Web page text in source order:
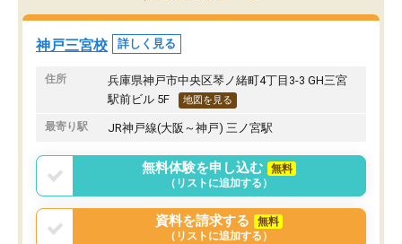
神戸三宮校 詳しく見る
住所
兵庫県神戸市中央区琴ノ緒町4丁目3-3 GH三宮
駅前ビル 5F
地図を見る
最寄り駅 JR神戸線(大阪～神戸) 三ノ宮駅
無料体験を申し込む
無料
（リストに追加する）
資料を請求する
無料
（リストに追加する）